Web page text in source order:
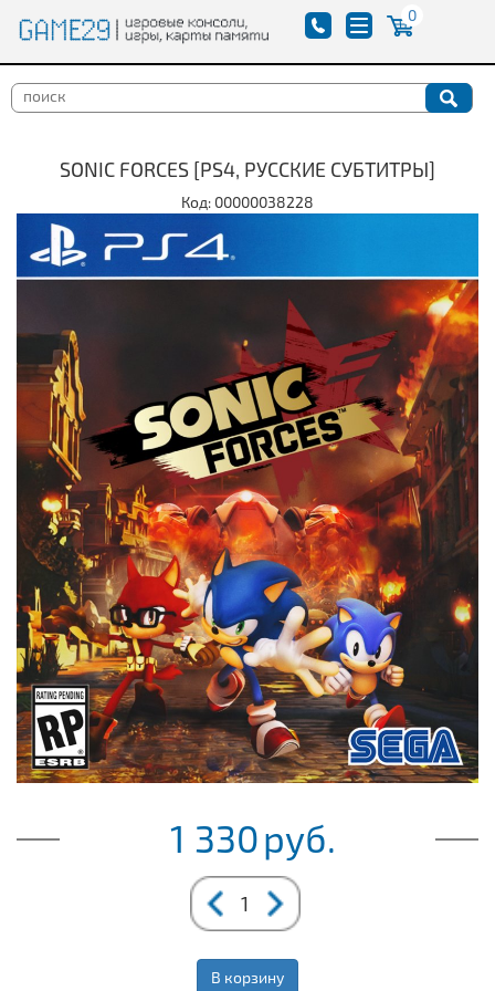
0
SONIC FORCES [PS4, РУССКИЕ СУБТИТРЫ]
Код: 00000038228
1 330руб.
В корзину